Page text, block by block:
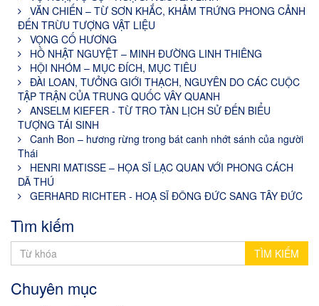
VĂN CHIẾN – TỪ SƠN KHẮC, KHẢM TRỨNG PHONG CẢNH
ĐẾN TRỪU TƯỢNG VẬT LIỆU
VỌNG CỐ HƯƠNG
HỒ NHẬT NGUYỆT – MINH ĐƯỜNG LINH THIÊNG
HỘI NHÓM – MỤC ĐÍCH, MỤC TIÊU
ĐÀI LOAN, TƯỞNG GIỚI THẠCH, NGUYÊN DO CÁC CUỘC
TẬP TRẬN CỦA TRUNG QUỐC VÂY QUANH
ANSELM KIEFER - TỪ TRO TÀN LỊCH SỬ ĐẾN BIỂU
TƯỢNG TÁI SINH
Canh Bon – hương rừng trong bát canh nhớt sánh của người
Thái
HENRI MATISSE – HỌA SĨ LẠC QUAN VỚI PHONG CÁCH
DÃ THÚ
GERHARD RICHTER - HOẠ SĨ ĐÔNG ĐỨC SANG TÂY ĐỨC
Tìm kiếm
TÌM KIẾM
Chuyên mục